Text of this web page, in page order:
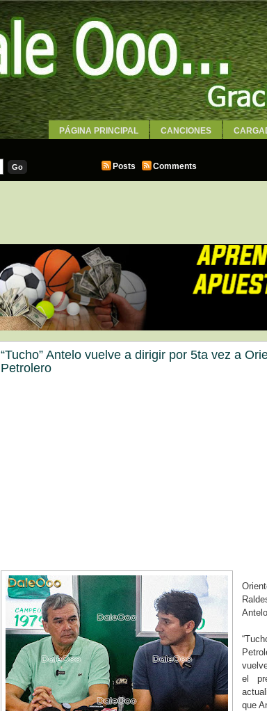
PÁGINA PRINCIPAL CANCIONES
Posts
Comments
“Tucho” Antelo vuelve a dirigir por 5ta vez a
Petrolero
el
que